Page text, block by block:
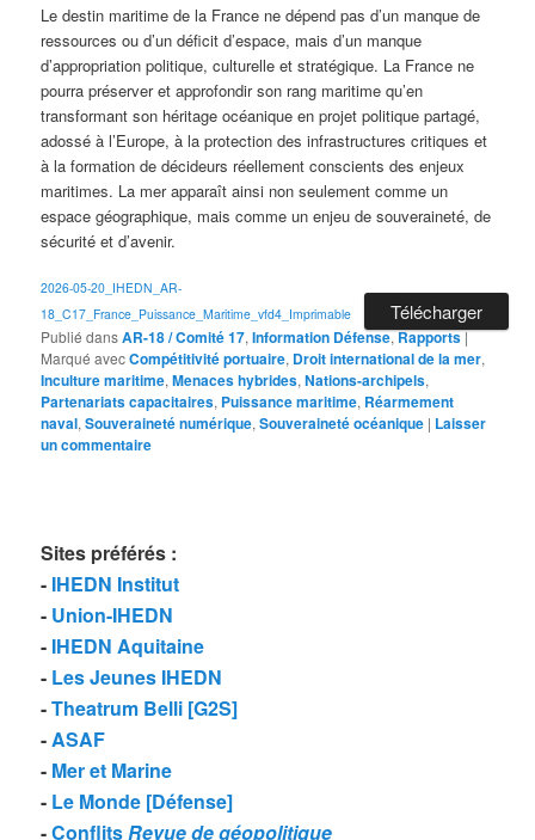
Le destin maritime de la France ne dépend pas d’un manque de
ressources ou d’un déficit d’espace, mais d’un manque
d’appropriation politique, culturelle et stratégique. La France ne
pourra préserver et approfondir son rang maritime qu’en
transformant son héritage océanique en projet politique partagé,
adossé à l’Europe, à la protection des infrastructures critiques et
à la formation de décideurs réellement conscients des enjeux
maritimes. La mer apparaît ainsi non seulement comme un
espace géographique, mais comme un enjeu de souveraineté, de
sécurité et d’avenir.
2026-05-20_IHEDN_AR-
18_C17_France_Puissance_Maritime_vfd4_Imprimable
Télécharger
Publié dansAR-18 / Comité 17,Information Défense,Rapports|
Marqué avecCompétitivité portuaire, Droit international de la mer,
Inculture maritime,Menaces hybrides,Nations-archipels,
Partenariats capacitaires, Puissance maritime, Réarmement
naval,Souveraineté numérique,Souveraineté océanique | Laisser
un commentaire
Sites préférés :
- IHEDN Institut
- Union-IHEDN
- IHEDN Aquitaine
- Les Jeunes IHEDN
-Theatrum Belli [G2S]
-ASAF
- Mer et Marine
- Le Monde [Défense]
-ConflitsRevue de géopolitique